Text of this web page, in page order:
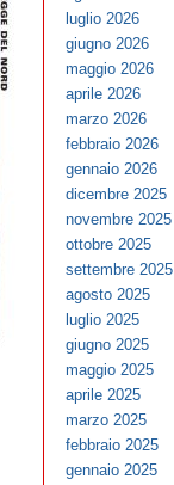
luglio 2026
giugno 2026
maggio 2026
aprile 2026
marzo 2026
febbraio 2026
gennaio 2026
dicembre 2025
novembre 2025
ottobre 2025
settembre 2025
agosto 2025
luglio 2025
giugno 2025
maggio 2025
aprile 2025
marzo 2025
febbraio 2025
gennaio 2025